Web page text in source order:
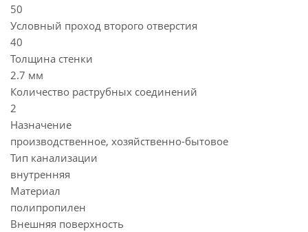
50
Условный проход второго отверстия
40
Толщина стенки
2.7 мм
Количество раструбных соединений
2
Назначение
производственное, хозяйственно-бытовое
Тип канализации
внутренняя
Материал
полипропилен
Внешняя поверхность